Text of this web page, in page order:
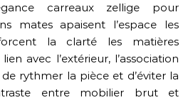
carreaux zellige pour
mates apaisent l’espace les
la clarté les matières
avec l’extérieur, l’association
rythmer la pièce et d’éviter la
entre mobilier brut et